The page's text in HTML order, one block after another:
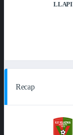
LLAPI
Recap